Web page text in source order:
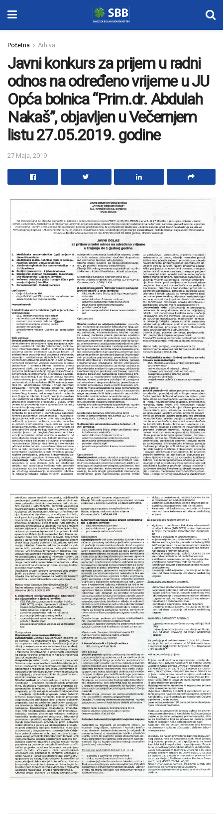
Početna Arhiva
Javni konkurs za prijem u radni
odnos na određeno vrijeme u JU
Opća bolnica “Prim.dr. Abdulah
Nakaš”, objavljen u Večernjem
listu 27.05.2019. godine
27 Maja, 2019